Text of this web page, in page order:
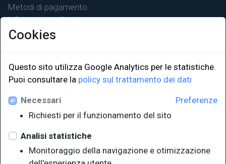
Metodi di pagamento
Informativa sulla privacy
LINK ISTITUZIONALI
Università degli Studi di Trieste
Sistema Bibliotecario di Ateneo
EUT in cifre
Cookies
Questo sito utilizza Google Analytics per le statistiche.
Puoi consultare la policy sul trattamento dei dati
Preferenze
Necessari
Richiesti per il funzionamento del sito
Analisi statistiche
Monitoraggio della navigazione e otimizzazione